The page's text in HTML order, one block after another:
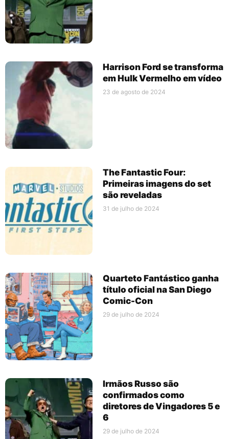
Harrison Ford se transforma
em Hulk Vermelho em vídeo
23 de agosto de 2024
The Fantastic Four:
Primeiras imagens do set
são reveladas
31 de julho de 2024
Quarteto Fantástico ganha
título oficial na San Diego
Comic-Con
29 de julho de 2024
Irmãos Russo são
confirmados como
diretores de Vingadores 5 e
6
29 de julho de 2024